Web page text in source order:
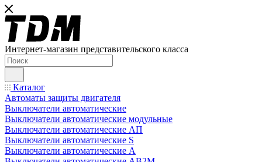
Интернет-магазин представительского класса
Каталог
Автоматы защиты двигателя
Выключатели автоматические
Выключатели автоматические модульные
Выключатели автоматические АП
Выключатели автоматические S
Выключатели автоматические А